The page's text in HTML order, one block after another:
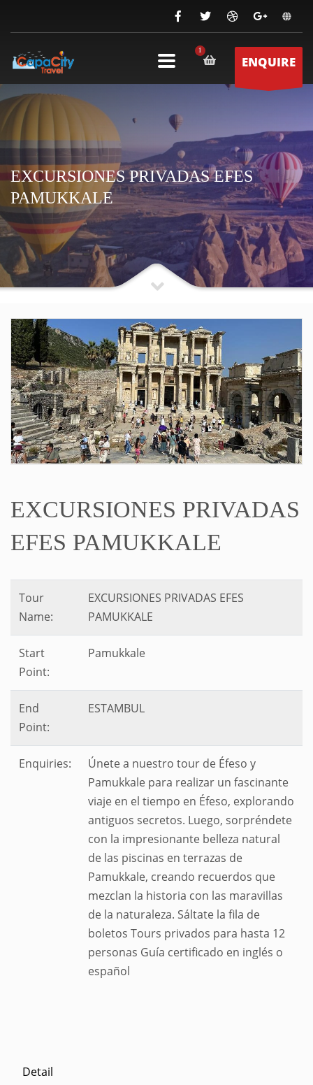
ENQUIRE
EXCURSIONES PRIVADAS EFES
PAMUKKALE
EXCURSIONES PRIVADAS
EFES PAMUKKALE
Tour
Name:
EXCURSIONES PRIVADAS EFES
PAMUKKALE
Start
Point:
Pamukkale
End
Point:
ESTAMBUL
Enquiries:
Únete a nuestro tour de Éfeso y
Pamukkale para realizar un fascinante
viaje en el tiempo en Éfeso, explorando
antiguos secretos. Luego, sorpréndete
con la impresionante belleza natural
de las piscinas en terrazas de
Pamukkale, creando recuerdos que
mezclan la historia con las maravillas
de la naturaleza. Sáltate la fila de
boletos Tours privados para hasta 12
personas Guía certificado en inglés o
español
Detail